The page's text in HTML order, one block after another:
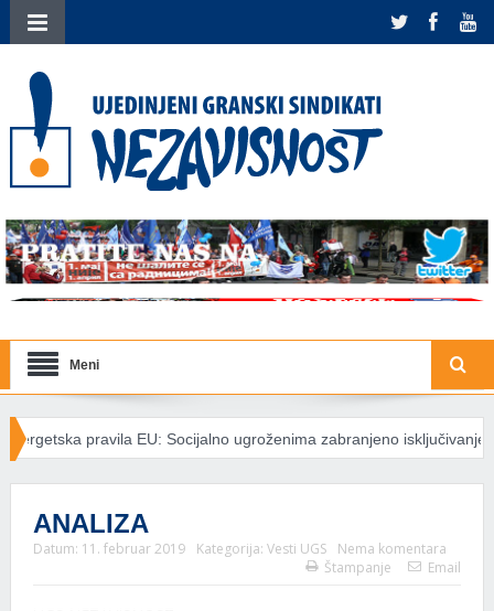
Meni
EU: Socijalno ugroženima zabranjeno isključivanje struje
ANALIZA
Datum: 11. februar 2019 Kategorija: Vesti UGS
Nema komentara
Štampanje
Email